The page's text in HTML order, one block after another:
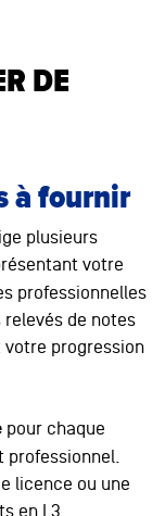
DE
à fournir
plusieurs
votre
professionnelles
de notes
progression
pour chaque
professionnel.
licence ou une
en L3.